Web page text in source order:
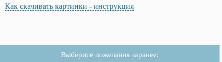
Как скачивать картинки - инструкция
Выберите пожелания заранее: